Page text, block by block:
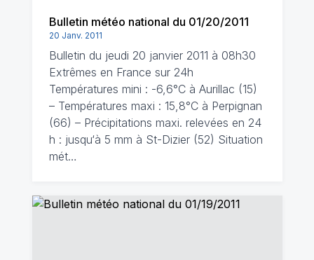
Bulletin météo national du 01/20/2011
20 Janv. 2011
Bulletin du jeudi 20 janvier 2011 à 08h30
Extrêmes en France sur 24h
Températures mini : -6,6°C à Aurillac (15)
– Températures maxi : 15,8°C à Perpignan
(66) – Précipitations maxi. relevées en 24
h : jusqu‘à 5 mm à St-Dizier (52) Situation
mét…